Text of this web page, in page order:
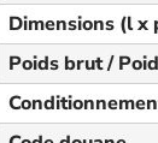
Dimensions (l x
Poids brut /